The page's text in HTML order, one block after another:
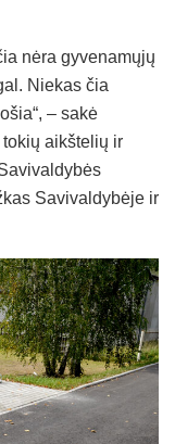
nėra gyvenamųjų
Niekas čia
– sakė
aikštelių ir
Savivaldybėje ir